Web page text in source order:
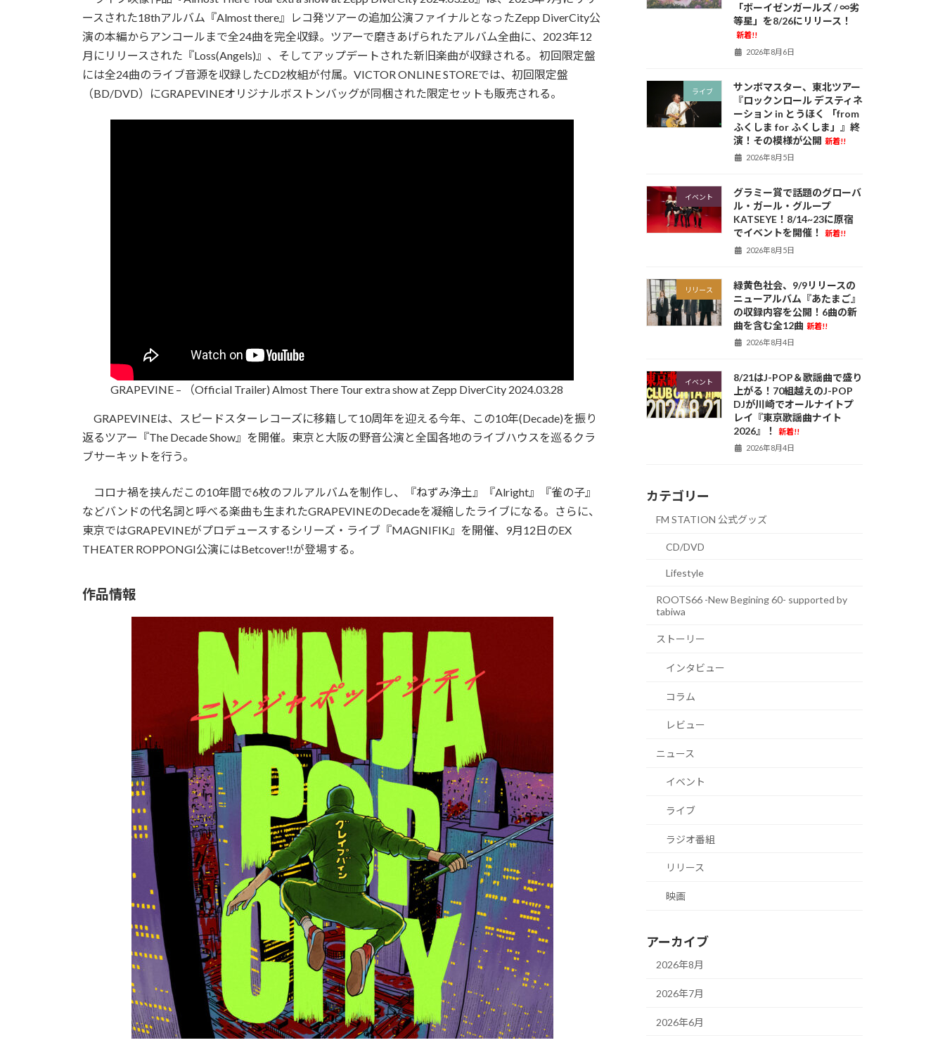
ースされた18thアルバム『Almost there』レコ発ツアーの追加公演ファイナルとなったZepp DiverCity公
演の本編からアンコールまで全24曲を完全収録。ツアーで磨きあげられたアルバム全曲に、2023年12
月にリリースされた『Loss(Angels)』、そしてアップデートされた新旧楽曲が収録される。 初回限定盤
には全24曲のライブ音源を収録したCD2枚組が付属。VICTOR ONLINE STOREでは、初回限定盤
（BD/DVD）にGRAPEVINEオリジナルボストンバッグが同梱された限定セットも販売される。
GRAPEVINE – （Official Trailer) Almost There Tour extra show at Zepp DiverCity 2024.03.28
GRAPEVINEは、スピードスターレコーズに移籍して10周年を迎える今年、この10年(Decade)を振り
返るツアー『The Decade Show』を開催。東京と大阪の野音公演と全国各地のライブハウスを巡るクラ
ブサーキットを行う。
コロナ禍を挟んだこの10年間で6枚のフルアルバムを制作し、『ねずみ浄土』『Alright』『雀の子』
などバンドの代名詞と呼べる楽曲も生まれたGRAPEVINEのDecadeを凝縮したライブになる。さらに、
東京ではGRAPEVINEがプロデュースするシリーズ・ライブ『MAGNIFIK』を開催、9月12日のEX
THEATER ROPPONGI公演にはBetcover!!が登場する。
作品情報
「ボーイゼンガールズ / ∞劣
等星」を8/26にリリース！
新着!!
2026年8月6日
ライブ
サンボマスター、東北ツアー
『ロックンロール デスティネ
ーション in とうほく 「from
ふくしま for ふくしま」』終
演！その模様が公開 新着!!
2026年8月5日
イベント
グラミー賞で話題のグローバ
ル・ガール・グループ
KATSEYE！8/14~23に原宿
でイベントを開催！
新着!!
2026年8月5日
リリース
緑黄色社会、9/9リリースの
ニューアルバム『あたまご』
の収録内容を公開！6曲の新
曲を含む全12曲 新着!!
2026年8月4日
イベント
8/21はJ-POP＆歌謡曲で盛り
上がる！70組越えのJ-POP
DJが川崎でオールナイトプ
レイ『東京歌謡曲ナイト
2026』！
新着!!
2026年8月4日
カテゴリー
FM STATION 公式グッズ
CD/DVD
Lifestyle
ROOTS66 -New Begining 60- supported by
tabiwa
ストーリー
インタビュー
コラム
レビュー
ニュース
イベント
ライブ
ラジオ番組
リリース
映画
アーカイブ
2026年8月
2026年7月
2026年6月